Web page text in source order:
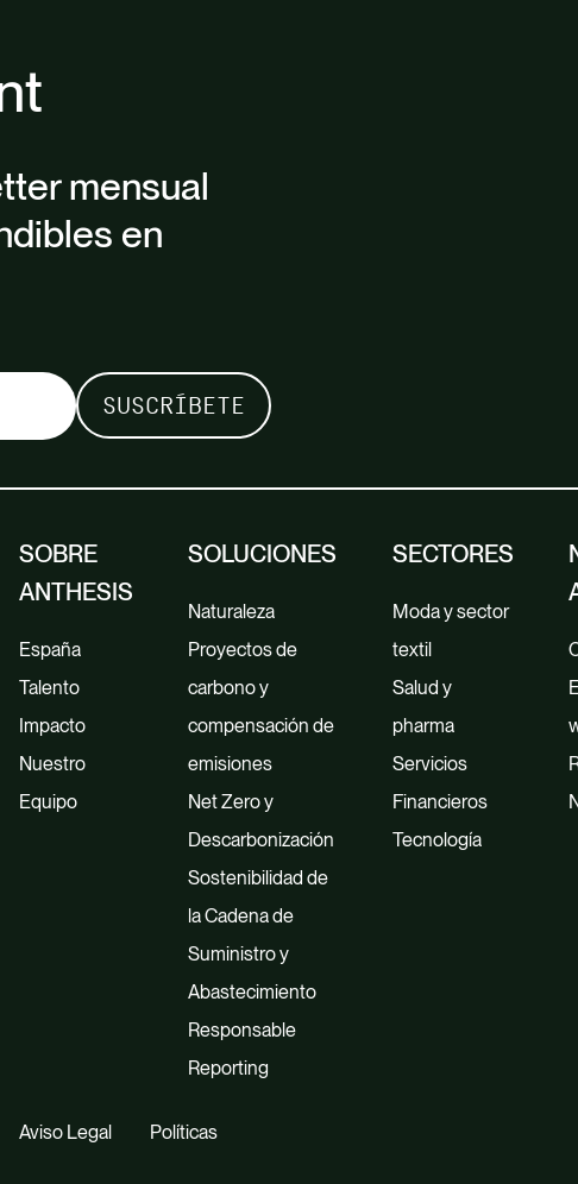
mensual
en
SOBRE
ANTHESIS
España
Talento
Impacto
Nuestro
Equipo
SOLUCIONES
Naturaleza
Proyectos de
carbono y
compensación de
emisiones
Net Zero y
Descarbonización
Sostenibilidad de
la Cadena de
Suministro y
Abastecimiento
Responsable
Reporting
SECTORES
Moda y sector
textil
Salud y
pharma
Servicios
Financieros
Tecnología
Aviso Legal Políticas